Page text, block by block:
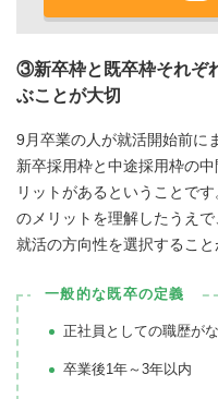
③新卒枠と既卒枠それぞ
ぶことが大切
9月卒業の人が就活開始前に
新卒採用枠と中途採用枠の
リットがあるということで
のメリットを理解したうえ
就活の方向性を選択すること
一般的な既卒の定義
正社員としての職歴が
卒業後1年～3年以内